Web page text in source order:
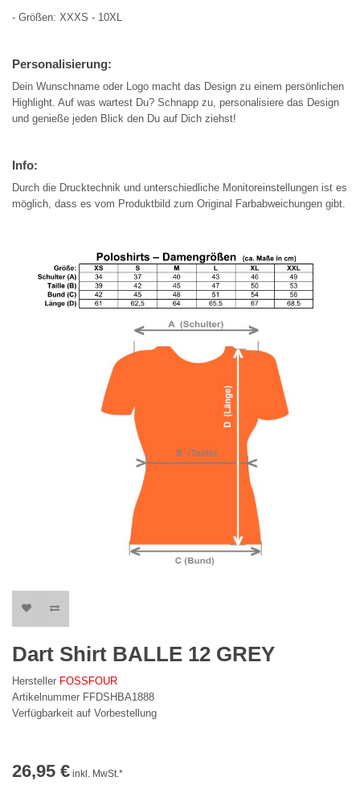
- Größen: XXXS - 10XL
Personalisierung:
Dein Wunschname oder Logo macht das Design zu einem persönlichen
Highlight. Auf was wartest Du? Schnapp zu, personalisiere das Design
und genieße jeden Blick den Du auf Dich ziehst!
Info:
Durch die Drucktechnik und unterschiedliche Monitoreinstellungen ist es
möglich, dass es vom Produktbild zum Original Farbabweichungen gibt.
Dart Shirt BALLE 12 GREY
Hersteller FOSSFOUR
Artikelnummer FFDSHBA1888
Verfügbarkeit auf Vorbestellung
26,95 € inkl. MwSt.*